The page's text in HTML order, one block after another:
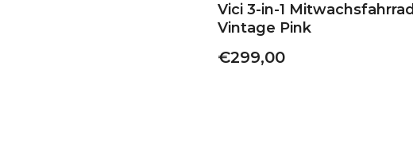
Vici 3-in-1 Mitwachsfahrrad
Vintage Pink
€299,00